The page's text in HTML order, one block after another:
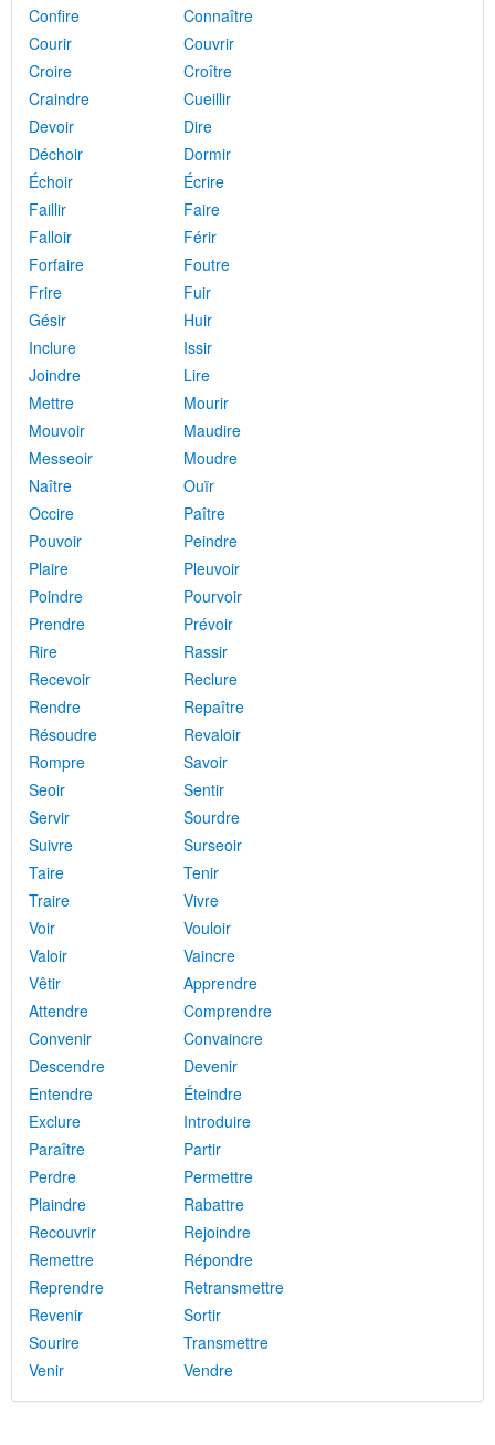
Confire
Connaître
Courir
Couvrir
Croire
Croître
Craindre
Cueillir
Devoir
Dire
Déchoir
Dormir
Échoir
Écrire
Faillir
Faire
Falloir
Férir
Forfaire
Foutre
Frire
Fuir
Gésir
Huir
Inclure
Issir
Joindre
Lire
Mettre
Mourir
Mouvoir
Maudire
Messeoir
Moudre
Naître
Ouïr
Occire
Paître
Pouvoir
Peindre
Plaire
Pleuvoir
Poindre
Pourvoir
Prendre
Prévoir
Rire
Rassir
Recevoir
Reclure
Rendre
Repaître
Résoudre
Revaloir
Rompre
Savoir
Seoir
Sentir
Servir
Sourdre
Suivre
Surseoir
Taire
Tenir
Traire
Vivre
Voir
Vouloir
Valoir
Vaincre
Vêtir
Apprendre
Attendre
Comprendre
Convenir
Convaincre
Descendre
Devenir
Entendre
Éteindre
Exclure
Introduire
Paraître
Partir
Perdre
Permettre
Plaindre
Rabattre
Recouvrir
Rejoindre
Remettre
Répondre
Reprendre
Retransmettre
Revenir
Sortir
Sourire
Transmettre
Venir
Vendre